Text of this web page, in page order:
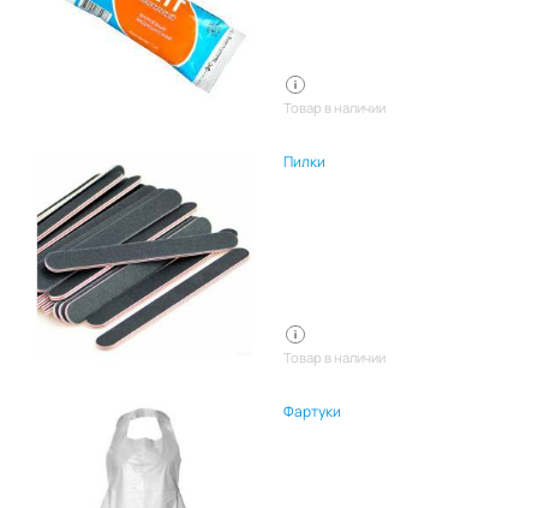
Товар в наличии
Пилки
Товар в наличии
Фартуки